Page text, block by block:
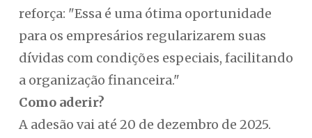
reforça: "Essa é uma ótima oportunidade
para os empresários regularizarem suas
dívidas com condições especiais, facilitando
a organização financeira."
Como aderir?
A adesão vai até 20 de dezembro de 2025.